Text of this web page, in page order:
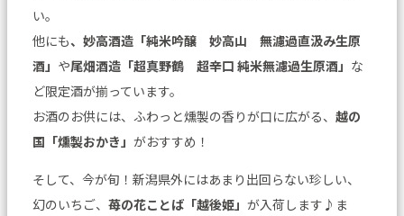
い。
他にも、妙高酒造「純米吟醸 妙高山 無濾過直汲み生原
酒」 や尾畑酒造「超真野鶴 超辛口 純米無濾過生原酒」 な
ど限定酒が揃っています。
お酒のお供には、ふわっと燻製の香りが口に広がる、 越の
国「燻製おかき」 がおすすめ！
そして、今が旬！新潟県外にはあまり出回らない珍しい、
幻のいちご、 苺の花ことば「越後姫」 が入荷します♪ま